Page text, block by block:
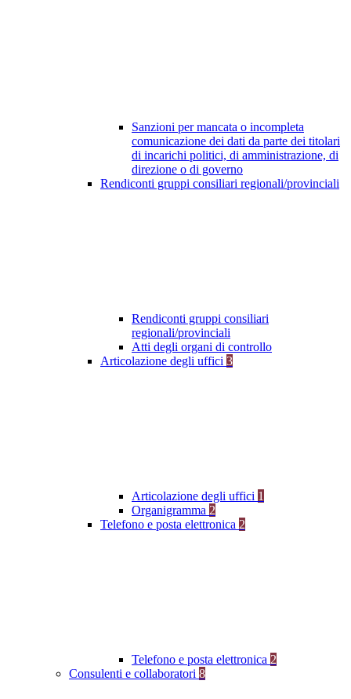
Sanzioni per mancata o incompleta
comunicazione dei dati da parte dei titolari
di incarichi politici, di amministrazione, di
direzione o di governo
Rendiconti gruppi consiliari regionali/provinciali
Rendiconti gruppi consiliari
regionali/provinciali
Atti degli organi di controllo
Articolazione degli uffici 3
Articolazione degli uffici 1
Organigramma 2
Telefono e posta elettronica 2
Telefono e posta elettronica 2
Consulenti e collaboratori 8